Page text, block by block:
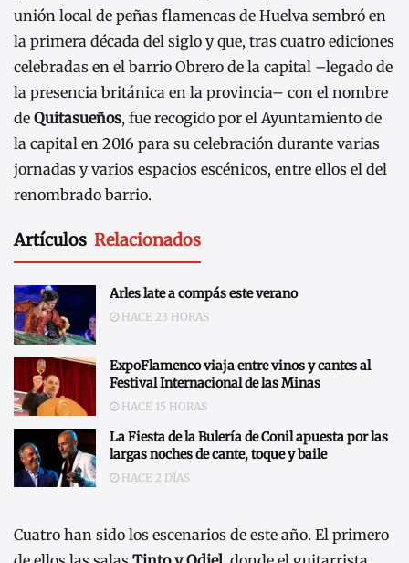
unión local de peñas flamencas de Huelva sembró en
la primera década del siglo y que, tras cuatro ediciones
celebradas en el barrio Obrero de la capital –legado de
la presencia británica en la provincia– con el nombre
de Quitasueños, fue recogido por el Ayuntamiento de
la capital en 2016 para su celebración durante varias
jornadas y varios espacios escénicos, entre ellos el del
renombrado barrio.
Artículos Relacionados
Arles late a compás este verano
HACE 23 HORAS
ExpoFlamenco viaja entre vinos y cantes al
Festival Internacional de las Minas
HACE 15 HORAS
La Fiesta de la Bulería de Conil apuesta por las
largas noches de cante, toque y baile
HACE 2 DÍAS
Cuatro han sido los escenarios de este año. El primero